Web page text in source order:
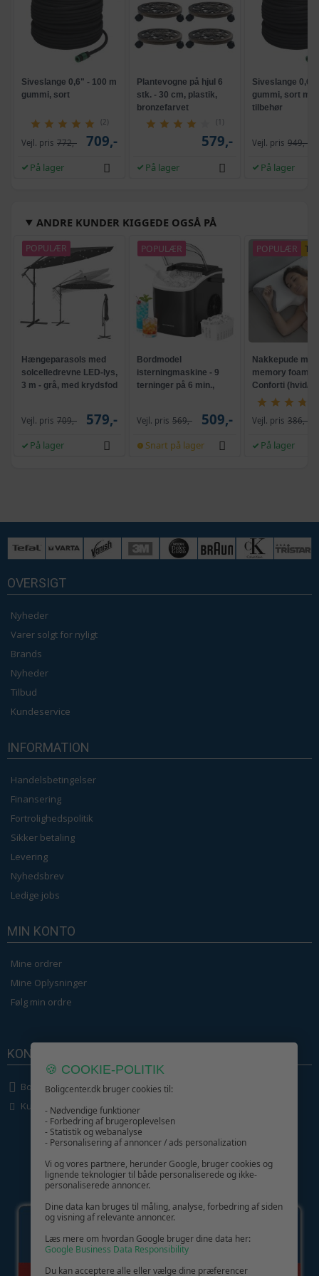
Siveslange 0,6" - 100 m
gummi, sort
(2)
Vejl. pris 772,- 709,-
På lager
Plantevogne på hjul 6
stk. - 30 cm, plastik,
bronzefarvet
(1)
579,-
På lager
Siveslange 0,6"
gummi, sort
tilbehør
Vejl. pris 949,-
På lager
ANDRE KUNDER KIGGEDE OGSÅ PÅ
POPULÆR
Hængeparasols med
solcelledrevne LED-lys,
3 m - grå, med krydsfod
Vejl. pris 709,- 579,-
På lager
POPULÆR
Bordmodel
isterningmaskine - 9
terninger på 6 min.,
Vejl. pris 569,- 509,-
Snart på lager
POPULÆR
Nakkepude med
memory foam -
Conforti (hvid/
Vejl. pris 386,-
På lager
OVERSIGT
Nyheder
Varer solgt for nyligt
Brands
Nyheder
Tilbud
Kundeservice
INFORMATION
Handelsbetingelser
Finansering
Fortrolighedspolitik
Sikker betaling
Levering
Nyhedsbrev
Ledige jobs
MIN KONTO
Mine ordrer
Mine Oplysninger
Følg min ordre
KONTAKT OS
Boligcenter.dk
Kundeservice
GIV GLÆDE MED ET GAVEKORT!
🍪 COOKIE-POLITIK
Boligcenter.dk bruger cookies til:
- Nødvendige funktioner
- Forbedring af brugeroplevelsen
- Statistik og webanalyse
- Personalisering af annoncer / ads personalization
Vi og vores partnere, herunder Google, bruger cookies og
lignende teknologier til både personaliserede og ikke-
personaliserede annoncer.
Dine data kan bruges til måling, analyse, forbedring af siden
og visning af relevante annoncer.
Læs mere om hvordan Google bruger dine data her:
Google Business Data Responsibility
Du kan acceptere alle eller vælge dine præferencer